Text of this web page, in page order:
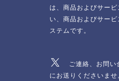
は、商品およびサー
い、商品およびサー
ステムです。
ご連絡、お問
にお送りくださいませ